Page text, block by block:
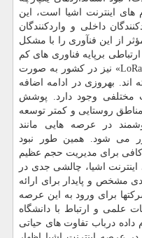
های اینترنت اشیا است، این
داخلی و واردکنندگان
از این فنآوری را با مشکل
برپایه فناوری های کم
مصرف و بلندبرد مانند «NB-IoT» و «LoRa» نیز در کشور به صورت
اند. بهروزی در ادامه اضافه
مختلفی وجود دارد. پوشش
روستایی و کمتر توسعه
در عرصه هایی مانند
می شود. همین طور نبود
کافی برای مدیریت حجم عظیم
اشیا، چالشی جدی در
مشخص و پایدار برای ارائه
برای ورود به این عرصه
علمی و ارتباط با دانشگاه
داده درباب تفاوت های حیاتی